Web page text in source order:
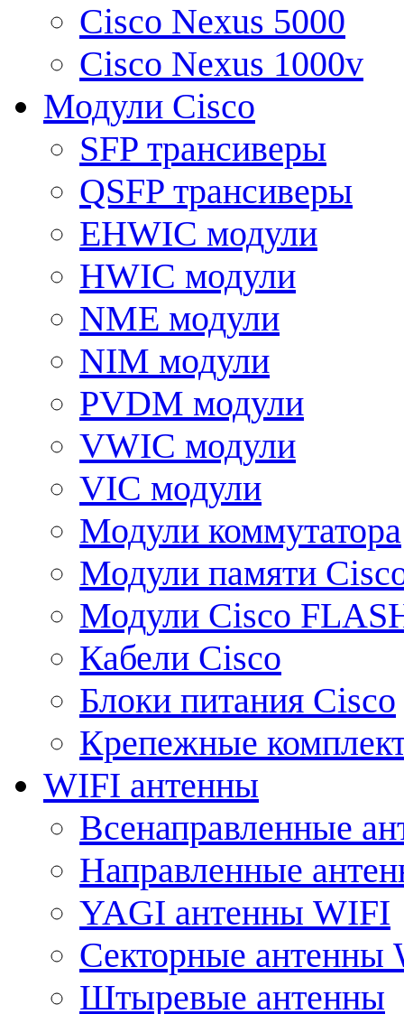
Cisco Nexus 5000
Cisco Nexus 1000v
Модули Cisco
SFP трансиверы
QSFP трансиверы
EHWIC модули
HWIC модули
NME модули
NIM модули
PVDM модули
VWIC модули
VIC модули
Модули коммутатора
Модули памяти
Модули Cisco
Кабели Cisco
Блоки питания Cisco
Крепежные
WIFI антенны
Всенаправленные
Направленные
YAGI антенны WIFI
Секторные антенны
Штыревые антенны